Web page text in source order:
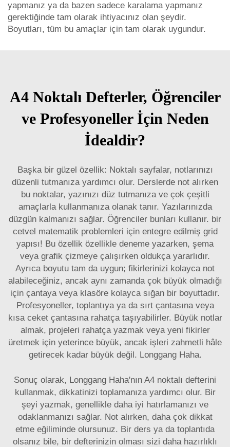
yapmanız ya da bazen sadece karalama yapmanız
gerektiğinde tam olarak ihtiyacınız olan şeydir.
Boyutları, tüm bu amaçlar için tam olarak uygundur.
A4 Noktalı Defterler, Öğrenciler
ve Profesyoneller İçin Neden
İdealdir?
Başka bir güzel özellik: Noktalı sayfalar, notlarınızı
düzenli tutmanıza yardımcı olur. Derslerde not alırken
bu noktalar, yazınızı düz tutmanıza ve çok çeşitli
amaçlarla kullanmanıza olanak tanır. Yazılarınızda
düzgün kalmanızı sağlar. Öğrenciler bunları kullanır. bir
cetvel matematik problemleri için entegre edilmiş grid
yapısı! Bu özellik özellikle deneme yazarken, şema
veya grafik çizmeye çalışırken oldukça yararlıdır.
Ayrıca boyutu tam da uygun; fikirlerinizi kolayca not
alabileceğiniz, ancak aynı zamanda çok büyük olmadığı
için çantaya veya klasöre kolayca sığan bir boyuttadır.
Profesyoneller, toplantıya ya da sırt çantasına veya
kısa ceket çantasına rahatça taşıyabilirler. Büyük notlar
almak, projeleri rahatça yazmak veya yeni fikirler
üretmek için yeterince büyük, ancak işleri zahmetli hâle
getirecek kadar büyük değil. Longgang Haha.
Sonuç olarak, Longgang Haha'nın A4 noktalı defterini
kullanmak, dikkatinizi toplamanıza yardımcı olur. Bir
şeyi yazmak, genellikle daha iyi hatırlamanızı ve
odaklanmanızı sağlar. Not alırken, daha çok dikkat
etme eğiliminde olursunuz. Bir ders ya da toplantıda
olsanız bile, bir defterinizin olması sizi daha hazırlıklı